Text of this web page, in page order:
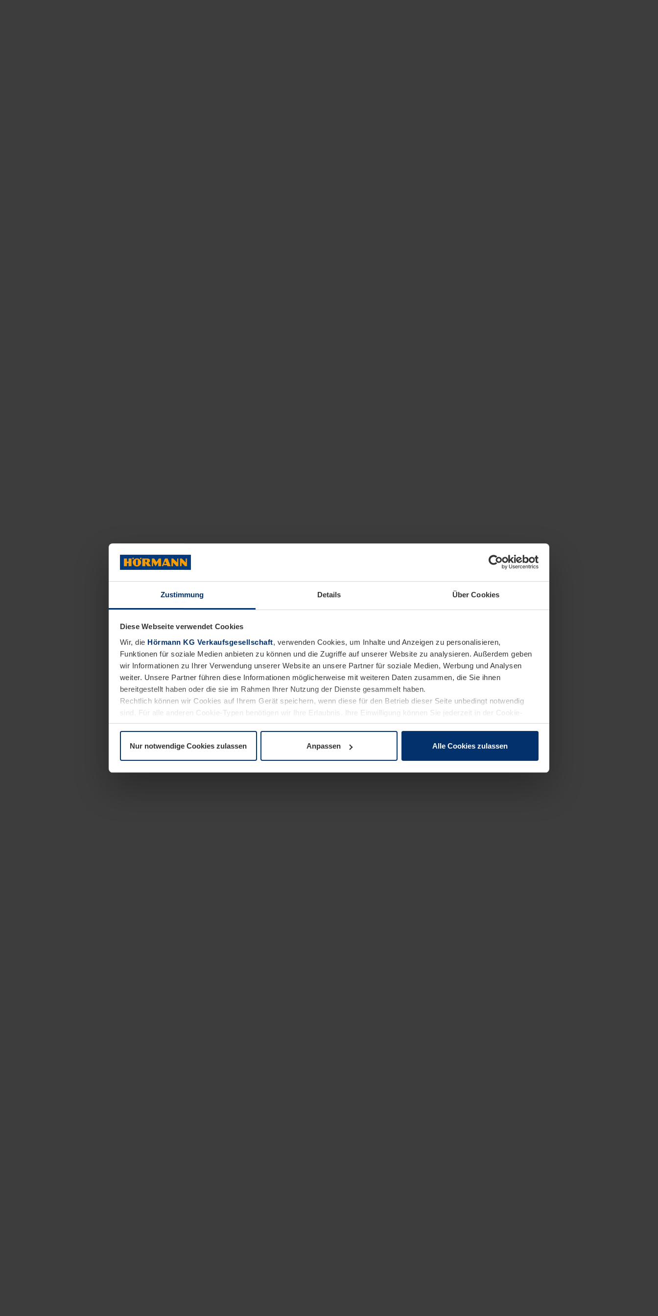
Zustimmung Details Über Cookies
Diese Webseite verwendet Cookies
Wir, die Hörmann KG Verkaufsgesellschaft, verwenden Cookies, um Inhalte und Anzeigen zu personalisieren,
Funktionen für soziale Medien anbieten zu können und die Zugriffe auf unserer Website zu analysieren. Außerdem geben
wir Informationen zu Ihrer Verwendung unserer Website an unsere Partner für soziale Medien, Werbung und Analysen
weiter. Unsere Partner führen diese Informationen möglicherweise mit weiteren Daten zusammen, die Sie ihnen
bereitgestellt haben oder die sie im Rahmen Ihrer Nutzung der Dienste gesammelt haben.
Rechtlich können wir Cookies auf Ihrem Gerät speichern, wenn diese für den Betrieb dieser Seite unbedingt notwendig
sind. Für alle anderen Cookie-Typen benötigen wir Ihre Erlaubnis. Ihre Einwilligung können Sie jederzeit in der Cookie-
Erläuterung auf der SeiteDatenschutzerklärungunserer Website ändern oder widerrufen.
Nur notwendige Cookies zulassen Anpassen Alle Cookies zulassen